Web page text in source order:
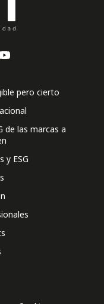
pero cierto
de las marcas a
y ESG